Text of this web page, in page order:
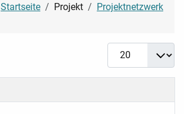
Startseite Projekt
Projektnetzwerk
Anzeige #